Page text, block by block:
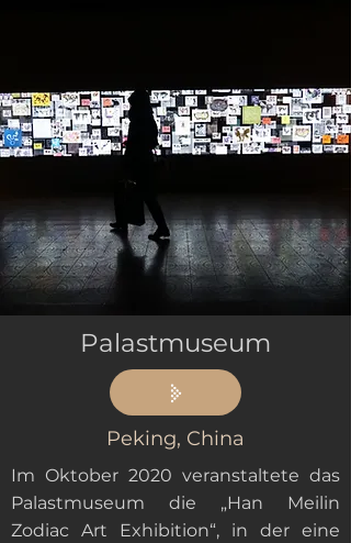
Palastmuseum
Peking, China
Im Oktober 2020 veranstaltete das
Palastmuseum die „Han Meilin
Zodiac Art Exhibition“, in der eine